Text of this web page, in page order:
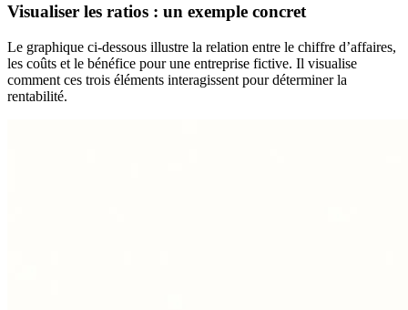
Visualiser les ratios : un exemple concret
Le graphique ci-dessous illustre la relation entre le chiffre d’affaires,
les coûts et le bénéfice pour une entreprise fictive. Il visualise
comment ces trois éléments interagissent pour déterminer la
rentabilité.